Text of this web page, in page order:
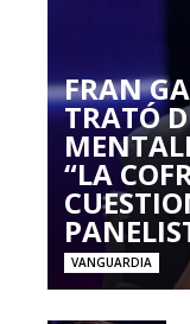
FRAN
TRATÓ
“LA
VANGUARDIA